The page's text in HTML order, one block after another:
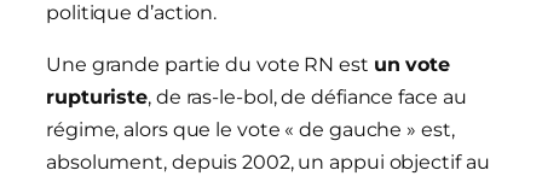
politique d’action.
Une grande partie du vote RN est un vote
rupturiste, de ras-le-bol, de défiance face au
régime, alors que le vote « de gauche » est,
absolument, depuis 2002, un appui objectif au